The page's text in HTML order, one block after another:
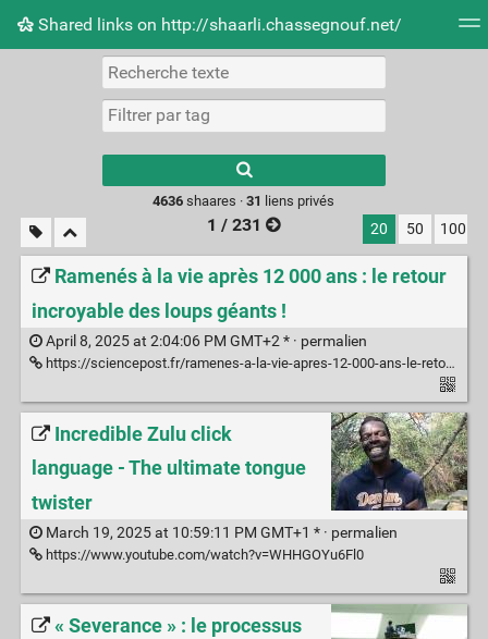
Shared links on http://shaarli.chassegnouf.net/
Nuage de tags Mur d'images
results.
4636 shaares ·31 liens privés
1 / 231 20 50 100
Ramenés à la vie après 12 000 ans : le retour
incroyable des loups géants !
April 8, 2025 at 2:04:06 PM GMT+2 * · permalien
https://sciencepost.fr/ramenes-a-la-vie-apres-12-000-ans-le-retour-incroyable-des-loups-geants/
Incredible Zulu click
language - The ultimate tongue
twister
March 19, 2025 at 10:59:11 PM GMT+1 * · permalien
https://www.youtube.com/watch?v=WHHGOYu6Fl0
« Severance » : le processus